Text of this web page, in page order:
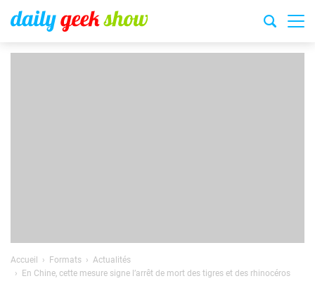
Accueil Formats
Actualités
En Chine, cette mesure signe l’arrêt de mort des tigres et des rhinocéros